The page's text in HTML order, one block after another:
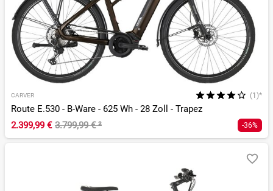
CARVER (1)*
Route E.530 - B-Ware - 625 Wh - 28 Zoll - Trapez
2.399,99 € 3.799,99 €² -36%